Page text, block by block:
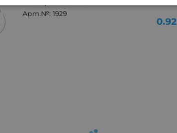
Арт.№: 1929
0.92